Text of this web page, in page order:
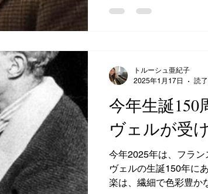
今年生誕
ヴェルが受
今年2025年は、フラ
ヴェルの生誕150年に
楽は、繊細で色彩豊か
トルーシュ亜紀子
2025年1月17日
読